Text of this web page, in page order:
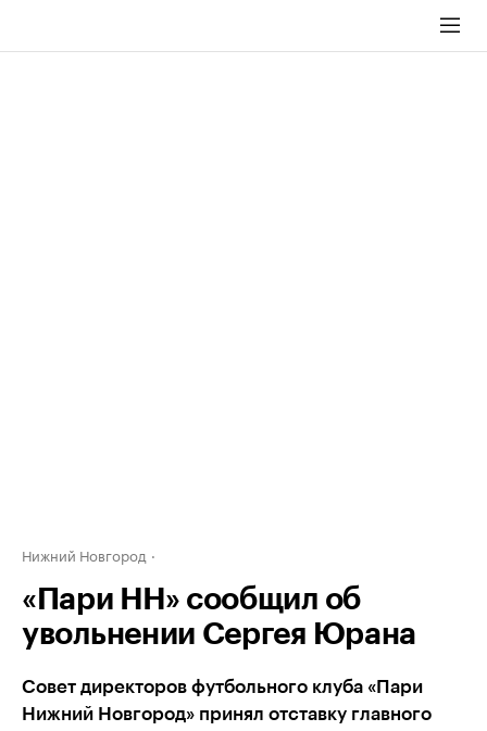
Нижний Новгород
«Пари НН» сообщил об
увольнении Сергея Юрана
Совет директоров футбольного клуба «Пари
Нижний Новгород» принял отставку главного